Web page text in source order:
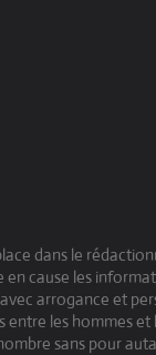
dans le
en cause les
arrogance et
les hommes
sans pour